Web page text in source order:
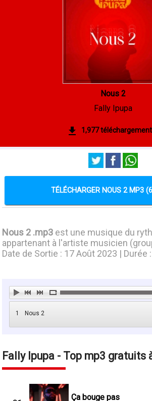
Nous 2
Fally Ipupa
1,977
TÉLÉCHARGER NOUS 2 MP3
Nous 2 .mp3 est une musique du
appartenant à l'artiste musicien
Date de Sortie : 17 Août 2023 | Durée
1 Nous 2
Fally Ipupa - Top mp3 gratuits
Ça bouge pas